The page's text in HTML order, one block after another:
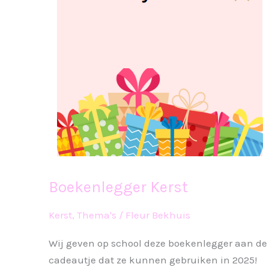
Boekenlegger Kerst
Kerst, Thema's / Fleur Bekhuis
Wij geven op school deze boekenlegger aan
cadeautje dat ze kunnen gebruiken in 2025!